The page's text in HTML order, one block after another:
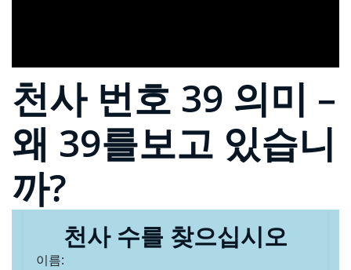
천사 번호 39 의미 –
왜 39를보고 있습니
까?
천사 수를 찾으십시오
이름: